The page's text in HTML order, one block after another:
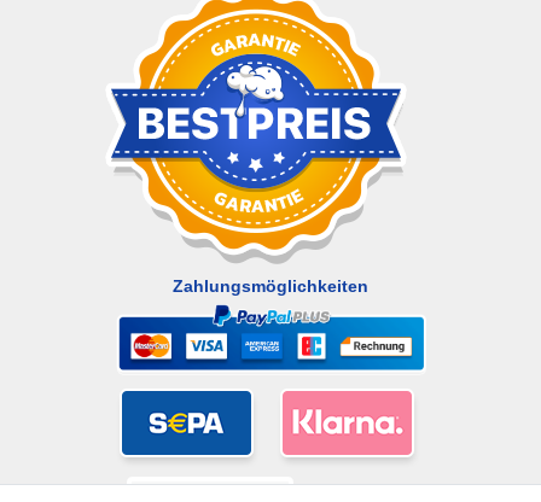
Zahlungsmöglichkeiten